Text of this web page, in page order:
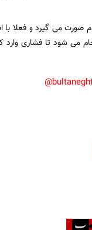
صورت می گیرد و فعلا
می شود تا فشاری